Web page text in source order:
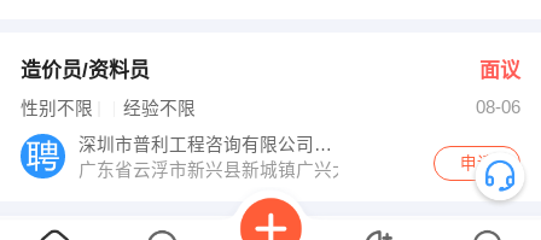
造价员/资料员 面议
性别不限 经验不限
08-06
深圳市普利工程咨询有限公司云浮分公司
广东省云浮市新兴县新城镇广兴大道西75号
申请